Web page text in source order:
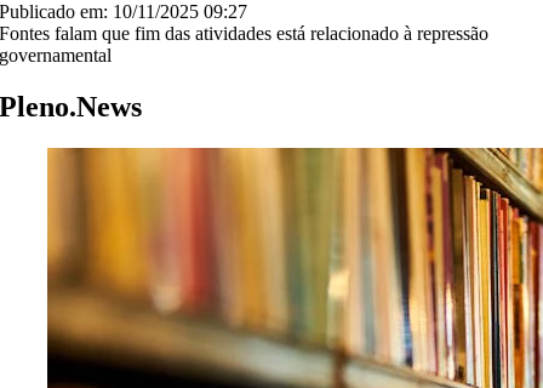
Publicado em: 10/11/2025 09:27
Fontes falam que fim das atividades está relacionado à repressão
governamental
Pleno.News